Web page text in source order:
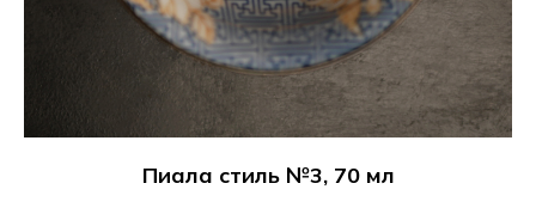
Пиала стиль №3, 70 мл